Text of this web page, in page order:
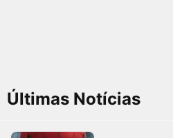
Últimas Notícias